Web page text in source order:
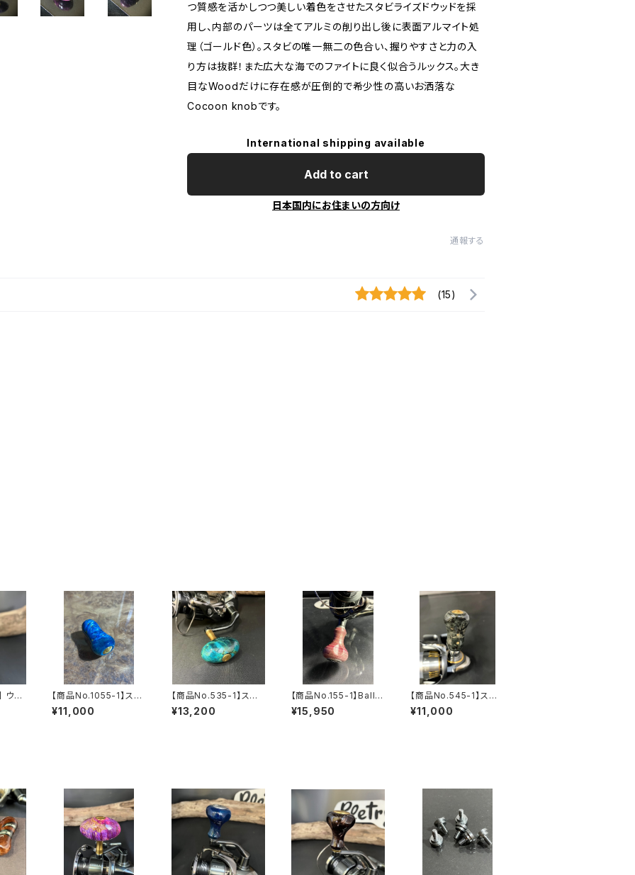
つ質感を活かしつつ美しい着色をさせたスタビライズドウッドを採
用し、内部のパーツは全てアルミの削り出し後に表面アルマイト処
理（ゴールド色）。スタビの唯一無二の色合い、握りやすさと力の入
り方は抜群！また広大な海でのファイトに良く似合うルックス。大き
目なWoodだけに存在感が圧倒的で希少性の高いお洒落な
Cocoon knobです。
International shipping available
Add to cart
日本国内にお住まいの方向け
通報する
(15)
ウイ
【商品No.1055-1】スタ
ビライズドウッド Small
Gourd Knob コバルト
¥11,000
【商品No.535-1】スタ
ビ Cocoon Knob オ
ーシャンブルー系
¥13,200
【商品No.155-1】Ballo
on Knob スタビライ
ズドウッド パープル
¥15,950
【商品No.545-1】スタ
ビライズドウッド Small
Gourd Knob 黒耀
¥11,000